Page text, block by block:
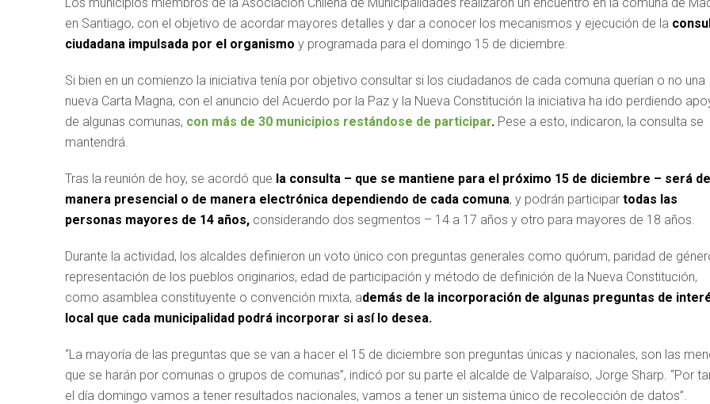
en Santiago, con el objetivo de acordar mayores detalles y dar a conocer los mecanismos y ejecución de la
ciudadana impulsada por el organismo y programada para el domingo 15 de diciembre.
Si bien en un comienzo la iniciativa tenía por objetivo consultar si los ciudadanos de cada comuna querían o no una
nueva Carta Magna, con el anuncio del Acuerdo por la Paz y la Nueva Constitución la iniciativa ha ido perdiendo
de algunas comunas, con más de 30 municipios restándose de participar. Pese a esto, indicaron, la consulta se
mantendrá.
Tras la reunión de hoy, se acordó que la consulta – que se mantiene para el próximo 15 de diciembre – será de
manera presencial o de manera electrónica dependiendo de cada comuna, y podrán participar todas las
personas mayores de 14 años, considerando dos segmentos – 14 a 17 años y otro para mayores de 18 años.
Durante la actividad, los alcaldes definieron un voto único con preguntas generales como quórum, paridad de
representación de los pueblos originarios, edad de participación y método de definición de la Nueva Constitución,
como asamblea constituyente o convención mixta, además de la incorporación de algunas preguntas de
local que cada municipalidad podrá incorporar si así lo desea.
“La mayoría de las preguntas que se van a hacer el 15 de diciembre son preguntas únicas y nacionales, son las
que se harán por comunas o grupos de comunas”, indicó por su parte el alcalde de Valparaíso, Jorge Sharp. “Por
el día domingo vamos a tener resultados nacionales, vamos a tener un sistema único de recolección de datos”.